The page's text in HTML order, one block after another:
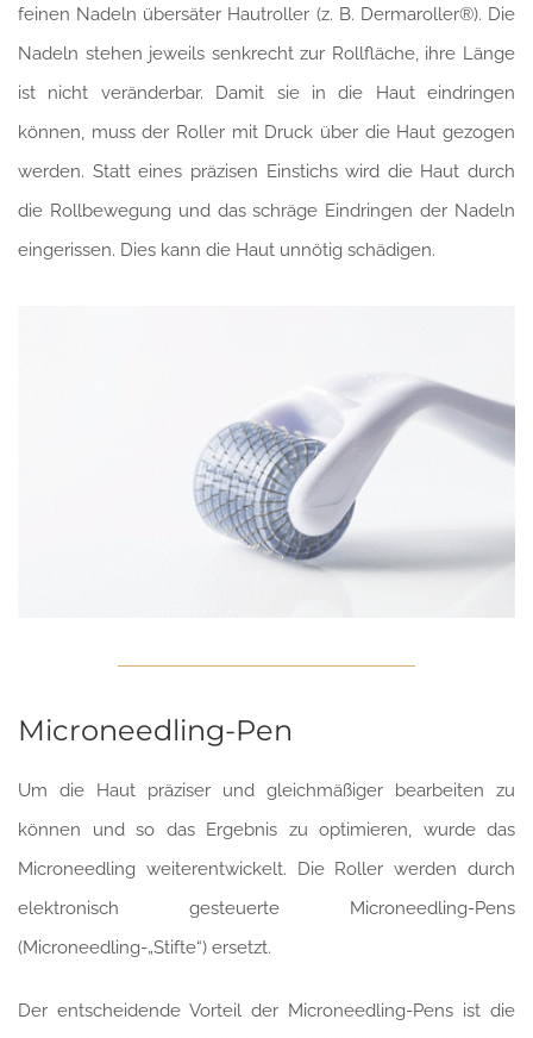
feinen Nadeln übersäter Hautroller (z. B. Dermaroller®). Die
Nadeln stehen jeweils senkrecht zur Rollfläche, ihre Länge
ist nicht veränderbar. Damit sie in die Haut eindringen
können, muss der Roller mit Druck über die Haut gezogen
werden. Statt eines präzisen Einstichs wird die Haut durch
die Rollbewegung und das schräge Eindringen der Nadeln
eingerissen. Dies kann die Haut unnötig schädigen.
Microneedling-Pen
Um die Haut präziser und gleichmäßiger bearbeiten zu
können und so das Ergebnis zu optimieren, wurde das
Microneedling weiterentwickelt. Die Roller werden durch
elektronisch gesteuerte Microneedling-Pens
(Microneedling-„Stifte“) ersetzt.
Der entscheidende Vorteil der Microneedling-Pens ist die